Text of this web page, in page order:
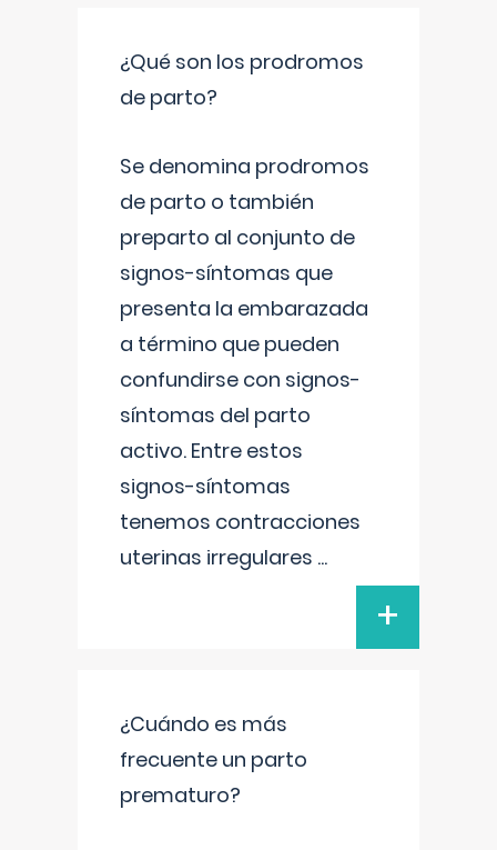
¿Qué son los prodromos
de parto?
Se denomina prodromos
de parto o también
preparto al conjunto de
signos-síntomas que
presenta la embarazada
a término que pueden
confundirse con signos-
síntomas del parto
activo. Entre estos
signos-síntomas
tenemos contracciones
uterinas irregulares ...
+
¿Cuándo es más
frecuente un parto
prematuro?